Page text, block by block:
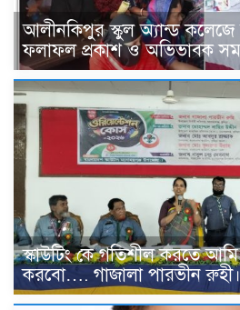
আলীনকিপুর স্কুল অ্যান্ড কলেজে
ফলাফল প্রকাশ ও অভিভাবক
স্কাউটিং কে গতিশীল করতে আমি
করবো…. গাজালা পারভীন রুহী।